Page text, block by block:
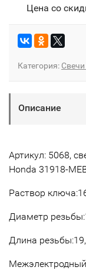
Цена со
Категория:
Описание
Артикул: 5068,
Honda 31918-
Раствор
Диаметр
Длина